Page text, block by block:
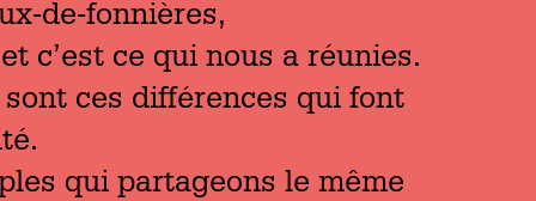
de-fonnières,
c’est ce qui nous a réunies.
ces différences qui font
qui partageons le même